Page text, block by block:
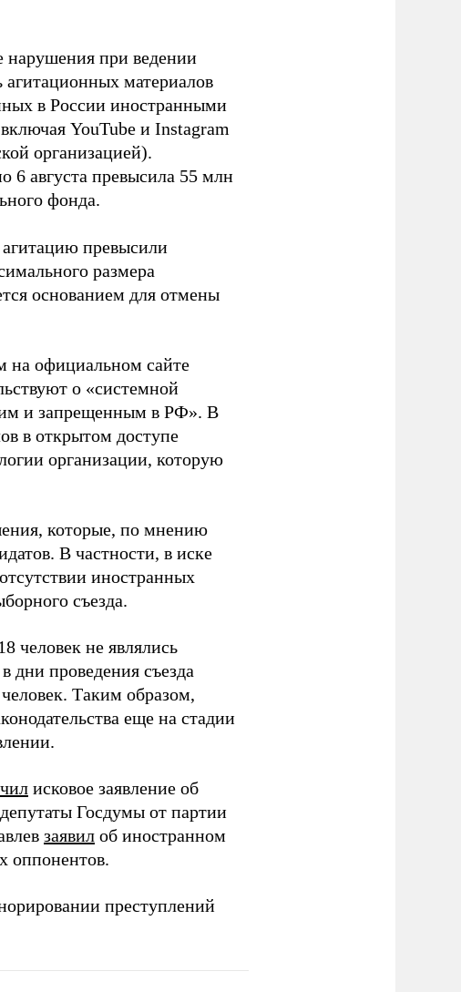
нарушения при ведении
материалов
в России иностранными
YouTube и Instagram
организацией).
6 августа превысила 55 млн
фонда.
превысили
размера
основанием для отмены
на официальном сайте
о «системной
и запрещенным в РФ». В
в открытом доступе
организации, которую
которые, по мнению
В частности, в иске
иностранных
съезда.
человек не являлись
дни проведения съезда
Таким образом,
еще на стадии
исковое заявление об
Госдумы от партии
заявил об иностранном
оппонентов.
преступлений